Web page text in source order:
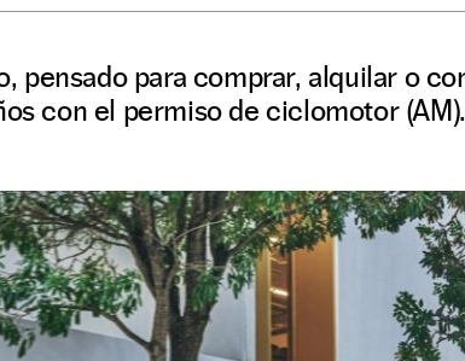
pensado para comprar, alquilar o
con el permiso de ciclomotor (AM).